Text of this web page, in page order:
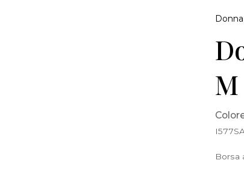
Donna
M
Borsa